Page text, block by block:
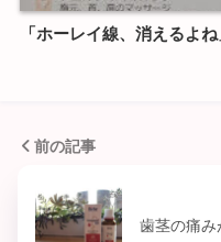
「ホーレイ線、消えるよね
前の記事
歯茎の痛み